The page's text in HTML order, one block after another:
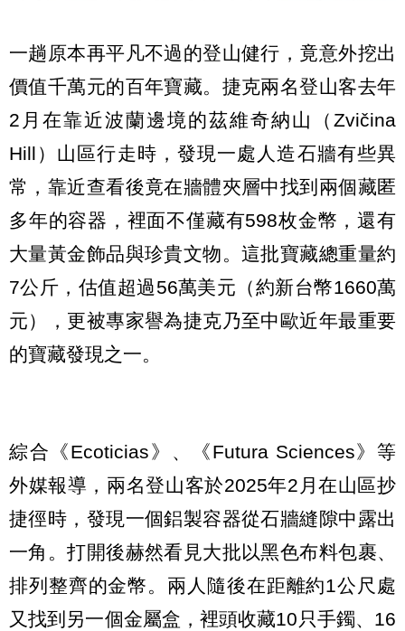
一趟原本再平凡不過的登山健行，竟意外挖出
價值千萬元的百年寶藏。捷克兩名登山客去年
2月在靠近波蘭邊境的茲維奇納山（Zvičina
Hill）山區行走時，發現一處人造石牆有些異
常，靠近查看後竟在牆體夾層中找到兩個藏匿
多年的容器，裡面不僅藏有598枚金幣，還有
大量黃金飾品與珍貴文物。這批寶藏總重量約
7公斤，估值超過56萬美元（約新台幣1660萬
元），更被專家譽為捷克乃至中歐近年最重要
的寶藏發現之一。
綜合《Ecoticias》、《Futura Sciences》等
外媒報導，兩名登山客於2025年2月在山區抄
捷徑時，發現一個鋁製容器從石牆縫隙中露出
一角。打開後赫然看見大批以黑色布料包裹、
排列整齊的金幣。兩人隨後在距離約1公尺處
又找到另一個金屬盒，裡頭收藏10只手鐲、16